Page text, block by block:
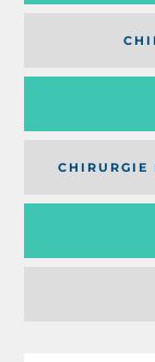
CHIRURGIE